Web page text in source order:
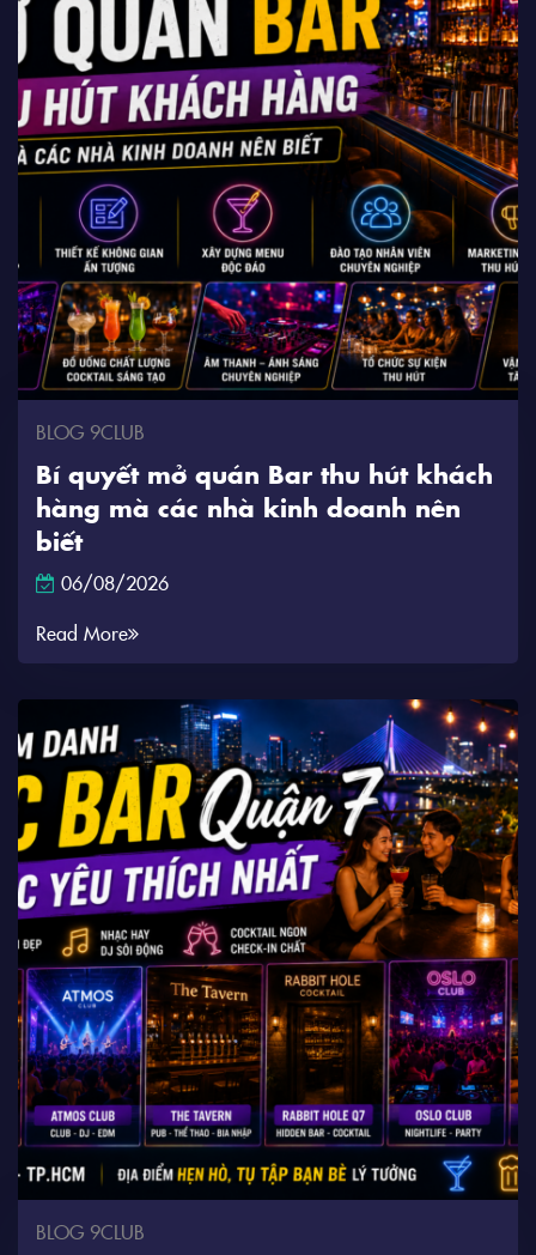
BLOG 9CLUB
Bí quyết mở quán Bar thu hút khách
hàng mà các nhà kinh doanh nên
biết
06/08/2026
Read More
BLOG 9CLUB